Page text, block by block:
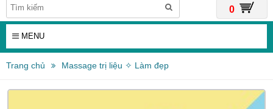
0
MENU
Trang chủ Massage trị liệu ✧ Làm đẹp